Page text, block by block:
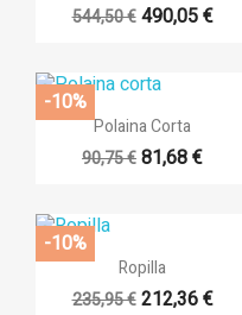
544,50 € 490,05 €
 Vista rápida
Polaina Corta
90,75 €81,68 €
-10%
 Vista rápida
Ropilla
235,95 € 212,36 €
-10%